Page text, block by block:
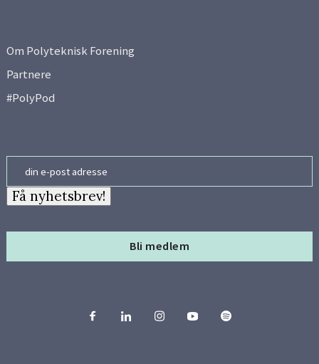
Om Polyteknisk Forening
Partnere
#PolyPod
Bli medlem
Få nyhetsbrev!